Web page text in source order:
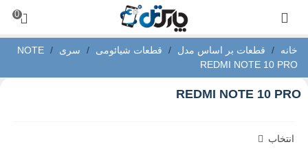
0
خانه / قطعات بر اساس مدل / قطعات شیائومی / سری NOTE
/
REDMI NOTE 10 PRO
REDMI NOTE 10 PRO
انتخاب